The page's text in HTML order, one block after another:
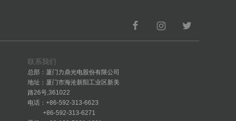
联系我们
总部：厦门力鼎光电股份有限公司
地址：厦门市海沧新阳工业区新美
路26号,361022
电话：+86-592-313-6623
+86-592-313-6271